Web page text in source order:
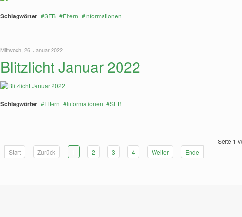
Schlagwörter SEB Eltern Informationen
Mittwoch, 26. Januar 2022
Blitzlicht Januar 2022
Schlagwörter Eltern Informationen SEB
Start Zurück 2 3 4 Weiter Ende
Seite 1